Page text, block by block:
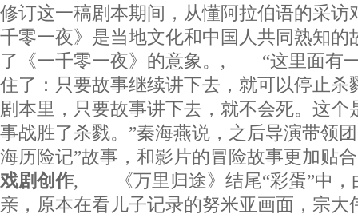
修订这一稿剧本期间，从懂阿拉伯语的采访
千零一夜》是当地文化和中国人共同熟
了《一千零一夜》的意象。, “这里面有
住了：只要故事继续讲下去，就可以停止杀
剧本里，只要故事讲下去，就不会死。这个
事战胜了杀戮。”秦海燕说，之后导演带领
海历险记”故事，和影片的冒险故事更加
戏剧创作, 《万里归途》结尾“彩蛋”中，
亲，原本在看儿子记录的努米亚画面，宗大